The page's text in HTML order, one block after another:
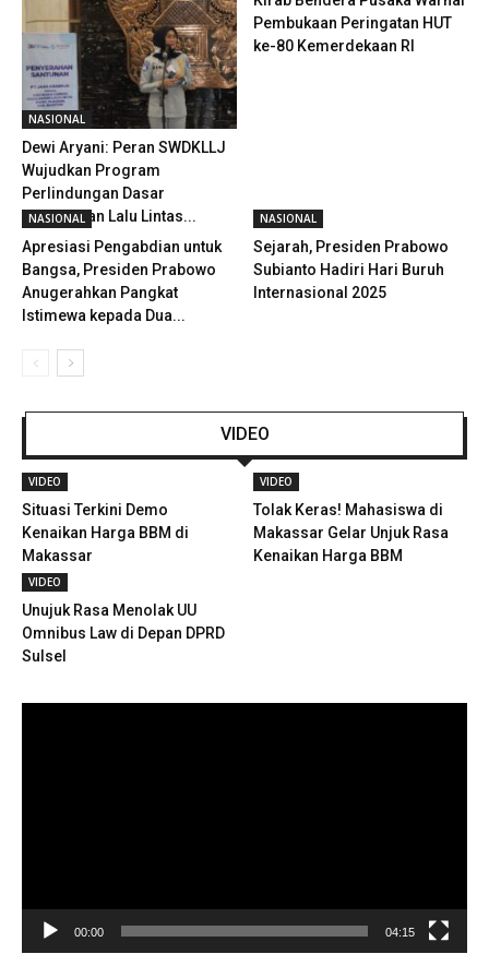
NASIONAL
Dewi Aryani: Peran SWDKLLJ
Wujudkan Program
Perlindungan Dasar
Kecelakaan Lalu Lintas...
Pembukaan Peringatan HUT
ke-80 Kemerdekaan RI
NASIONAL
Apresiasi Pengabdian untuk
Bangsa, Presiden Prabowo
Anugerahkan Pangkat
Istimewa kepada Dua...
NASIONAL
Sejarah, Presiden Prabowo
Subianto Hadiri Hari Buruh
Internasional 2025
VIDEO
VIDEO
Situasi Terkini Demo
Kenaikan Harga BBM di
Makassar
VIDEO
Tolak Keras! Mahasiswa di
Makassar Gelar Unjuk Rasa
Kenaikan Harga BBM
VIDEO
Unujuk Rasa Menolak UU
Omnibus Law di Depan DPRD
Sulsel
00:00 04:15